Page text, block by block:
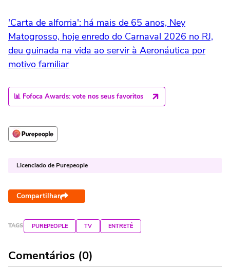
'Carta de alforria': há mais de 65 anos, Ney
Matogrosso, hoje enredo do Carnaval 2026 no RJ,
deu guinada na vida ao servir à Aeronáutica por
motivo familiar
📊 Fofoca Awards: vote nos seus favoritos
Licenciado de Purepeople
Compartilhar
TAGS PUREPEOPLE TV ENTRETÊ
Comentários (0)